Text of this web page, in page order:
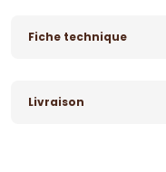
Fiche technique
Livraison